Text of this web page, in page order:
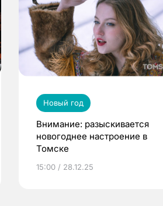
Новый год
Внимание: разыскивается
новогоднее настроение в
Томске
15:00 / 28.12.25